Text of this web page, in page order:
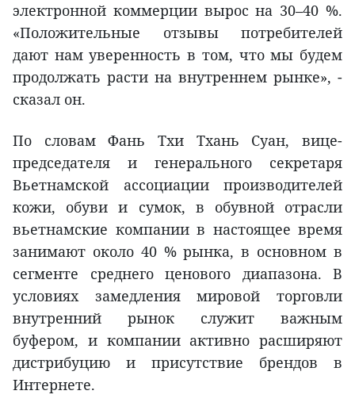
электронной коммерции вырос на 30–40 %.
«Положительные отзывы потребителей
дают нам уверенность в том, что мы будем
продолжать расти на внутреннем рынке», -
сказал он.
По словам Фань Тхи Тхань Суан, вице-
председателя и генерального секретаря
Вьетнамской ассоциации производителей
кожи, обуви и сумок, в обувной отрасли
вьетнамские компании в настоящее время
занимают около 40 % рынка, в основном в
сегменте среднего ценового диапазона. В
условиях замедления мировой торговли
внутренний рынок служит важным
буфером, и компании активно расширяют
дистрибуцию и присутствие брендов в
Интернете.